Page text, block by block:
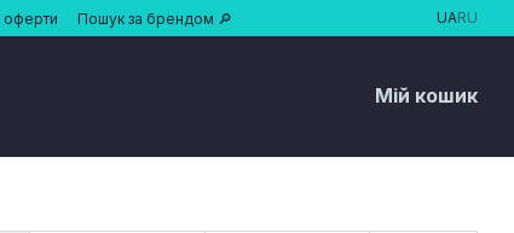
оферти Пошук за брендом 🔎 UARU
Мій кошик